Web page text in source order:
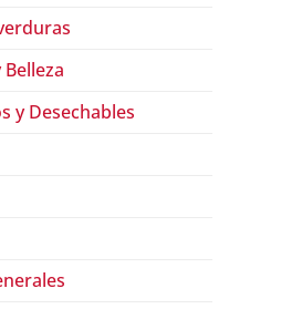
y Desechables